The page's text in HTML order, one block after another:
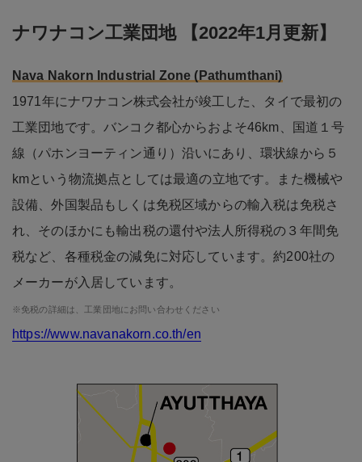
ナワナコン工業団地 【2022年1月更新】
Nava Nakorn Industrial Zone (Pathumthani)
1971年にナワナコン株式会社が竣工した、タイで最初の
工業団地です。バンコク都心からおよそ46km、国道１号
線（パホンヨーティン通り）沿いにあり、環状線から５
kmという物流拠点としては最適の立地です。また機械や
設備、外国製品もしくは免税区域からの輸入税は免税さ
れ、そのほかにも輸出税の還付や法人所得税の３年間免
税など、各種税金の減免に対応しています。約200社の
メーカーが入居しています。
※免税の詳細は、工業団地にお問い合わせください
https://www.navanakorn.co.th/en